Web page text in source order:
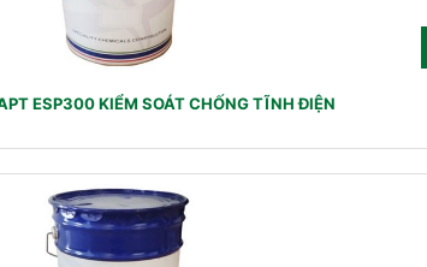
ESP300 KIỂM SOÁT CHỐNG TĨNH ĐIỆN